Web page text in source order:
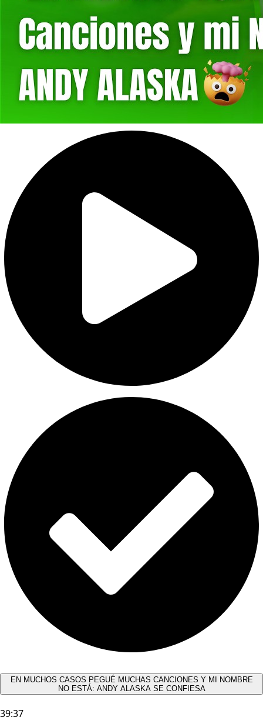
EN MUCHOS CASOS PEGUÉ MUCHAS CANCIONES Y MI NOMBRE
NO ESTÁ: ANDY ALASKA SE CONFIESA​
39:37